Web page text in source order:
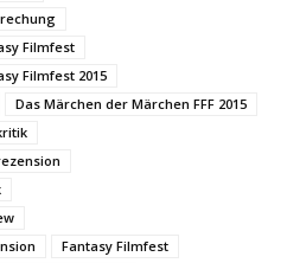
Filmfest
Filmfest 2015
Das Märchen der Märchen FFF 2015
Fantasy Filmfest